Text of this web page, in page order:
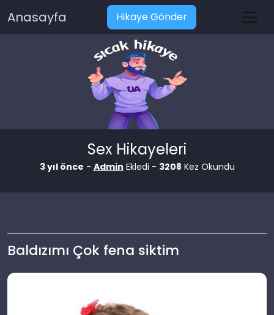
Anasayfa Hikaye Gönder
Sex Hikayeleri
3 yıl önce - Admin Ekledi - 3208 Kez Okundu
Baldızımı Çok fena siktim